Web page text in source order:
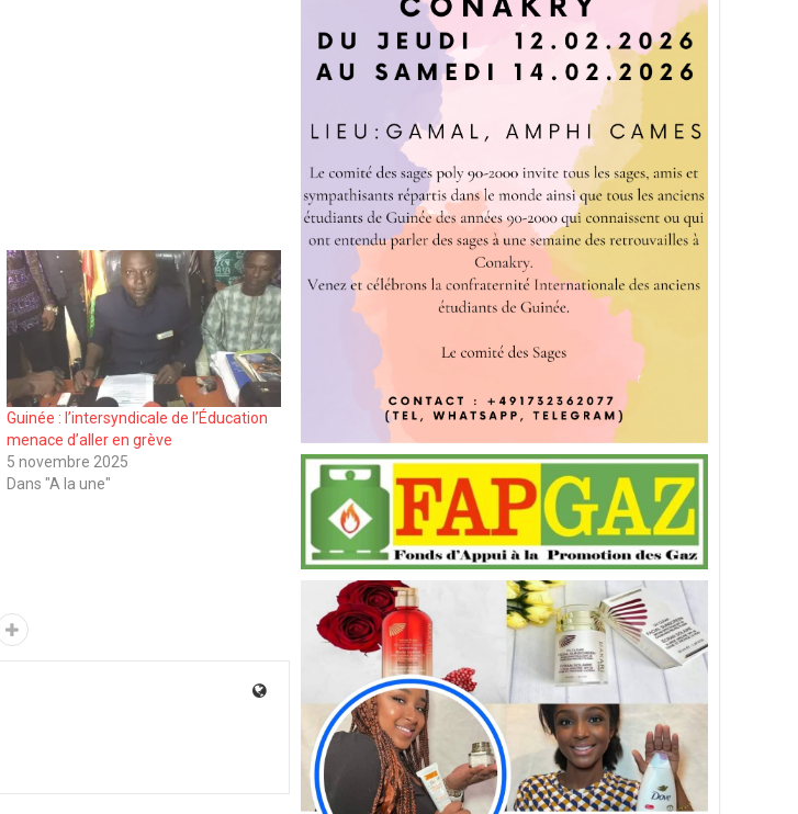
Guinée : l’intersyndicale de l’Éducation
menace d’aller en grève
5 novembre 2025
Dans "A la une"